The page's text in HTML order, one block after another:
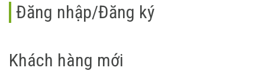
Đăng nhập/Đăng ký
Khách hàng mới